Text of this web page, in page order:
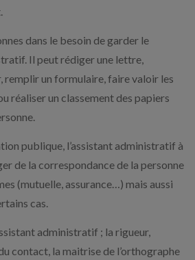
dans le besoin de garder le
Il peut rédiger une lettre,
remplir un formulaire, faire valoir les
réaliser un classement des papiers
publique, l’assistant administratif à
de la correspondance de la personne
(mutuelle, assurance…) mais aussi
cas.
administratif ; la rigueur,
contact, la maitrise de l’orthographe